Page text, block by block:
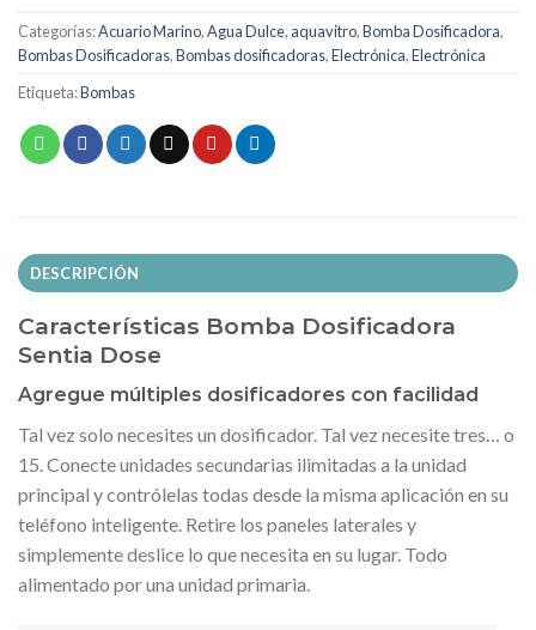
Categorías:Acuario Marino,Agua Dulce, aquavitro,Bomba Dosificadora,
Bombas Dosificadoras,Bombas dosificadoras,Electrónica,Electrónica
Etiqueta:Bombas
DESCRIPCIÓN
Características Bomba Dosificadora
Sentia Dose
Agregue múltiples dosificadores con facilidad
Tal vez solo necesites un dosificador. Tal vez necesite tres… o
15. Conecte unidades secundarias ilimitadas a la unidad
principal y contrólelas todas desde la misma aplicación en su
teléfono inteligente. Retire los paneles laterales y
simplemente deslice lo que necesita en su lugar. Todo
alimentado por una unidad primaria.